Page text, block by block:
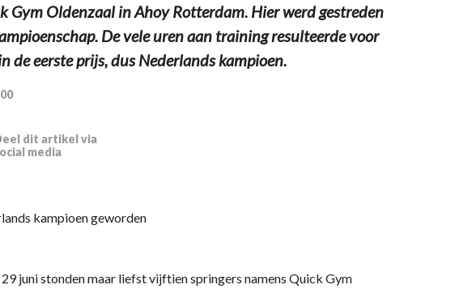
Gym Oldenzaal in Ahoy Rotterdam. Hier werd gestreden
De vele uren aan training resulteerde voor
de eerste prijs, dus Nederlands kampioen.
dit artikel via
media
kampioen geworden
29 juni stonden maar liefst vijftien springers namens Quick Gym